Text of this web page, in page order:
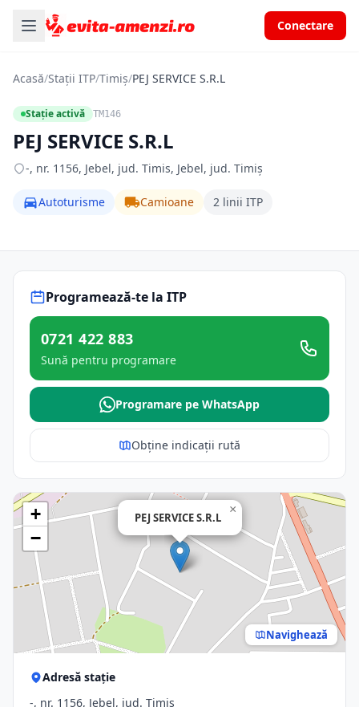
Conectare
Acasă/Stații ITP/Timiș/PEJ SERVICE S.R.L
Stație activă TM146
PEJ SERVICE S.R.L
-, nr. 1156, Jebel, jud. Timis, Jebel, jud. Timiș
Autoturisme Camioane 2 linii ITP
Programează-te la ITP
0721 422 883
Sună pentru programare
Programare pe WhatsApp
Obține indicații rută
PEJ SERVICE S.R.L
×
+
−
Navighează
Adresă stație
-, nr. 1156, Jebel, jud. Timis